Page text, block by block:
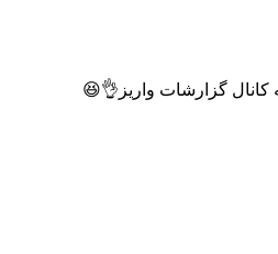
گزارشات واریز👌😆